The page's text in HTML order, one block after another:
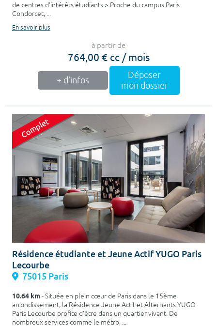
de centres d’intérêts étudiants > Proche du campus Paris
Condorcet, ...
En savoir plus
à partir de
764,00 € cc / mois
+ d'infos
Déposer
mon dossier
Résidence étudiante et Jeune Actif YUGO Paris
Lecourbe
75015 Paris
10.64 km- Située en plein cœur de Paris dans le 15ème
arrondissement, la Résidence Jeune Actif et Alternants YUGO
Paris Lecourbe profite d’être dans un quartier vivant. De
nombreux services comme le métro, ...